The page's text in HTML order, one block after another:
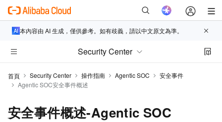
本內容由 AI 生成，僅供參考。如有歧義，請以中文原文為準。
Security Center
首頁 Security Center 操作指南 Agentic SOC
安全事件
Agentic SOC安全事件概述
安全事件概述-Agentic SOC